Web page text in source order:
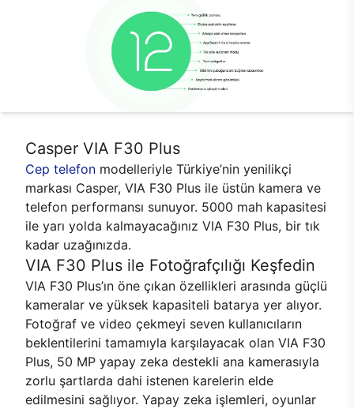
Casper VIA F30 Plus
Cep telefon modelleriyle Türkiye’nin yenilikçi
markası Casper, VIA F30 Plus ile üstün kamera ve
telefon performansı sunuyor. 5000 mah kapasitesi
ile yarı yolda kalmayacağınız VIA F30 Plus, bir tık
kadar uzağınızda.
VIA F30 Plus ile Fotoğrafçılığı Keşfedin
VIA F30 Plus’ın öne çıkan özellikleri arasında güçlü
kameralar ve yüksek kapasiteli batarya yer alıyor.
Fotoğraf ve video çekmeyi seven kullanıcıların
beklentilerini tamamıyla karşılayacak olan VIA F30
Plus, 50 MP yapay zeka destekli ana kamerasıyla
zorlu şartlarda dahi istenen karelerin elde
edilmesini sağlıyor. Yapay zeka işlemleri, oyunlar